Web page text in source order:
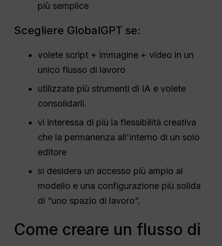
più semplice
Scegliere GlobalGPT se:
volete script + immagine + video in un
unico flusso di lavoro
utilizzate più strumenti di IA e volete
consolidarli.
vi interessa di più la flessibilità creativa
che la permanenza all'interno di un solo
editore
si desidera un accesso più ampio al
modello e una configurazione più solida
di “uno spazio di lavoro”.
Come creare un flusso di